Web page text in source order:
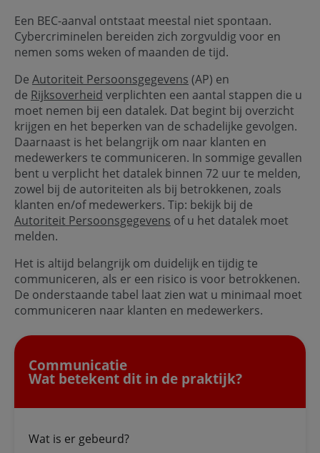
Een BEC-aanval ontstaat meestal niet spontaan.
Cybercriminelen bereiden zich zorgvuldig voor en
nemen soms weken of maanden de tijd.
De Autoriteit Persoonsgegevens (AP) en
de Rijksoverheid verplichten een aantal stappen die u
moet nemen bij een datalek. Dat begint bij overzicht
krijgen en het beperken van de schadelijke gevolgen.
Daarnaast is het belangrijk om naar klanten en
medewerkers te communiceren. In sommige gevallen
bent u verplicht het datalek binnen 72 uur te melden,
zowel bij de autoriteiten als bij betrokkenen, zoals
klanten en/of medewerkers. Tip: bekijk bij de
Autoriteit Persoonsgegevens of u het datalek moet
melden.
Het is altijd belangrijk om duidelijk en tijdig te
communiceren, als er een risico is voor betrokkenen.
De onderstaande tabel laat zien wat u minimaal moet
communiceren naar klanten en medewerkers.
Communicatie
Wat betekent dit in de praktijk?
Wat is er gebeurd?